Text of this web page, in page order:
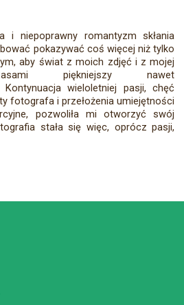
i niepoprawny romantyzm skłania
pokazywać coś więcej niż tylko
aby świat z moich zdjęć i z mojej
piękniejszy nawet
wieloletniej pasji, chęć
fotografa i przełożenia umiejętności
pozwoliła mi otworzyć swój
stała się więc, oprócz pasji,